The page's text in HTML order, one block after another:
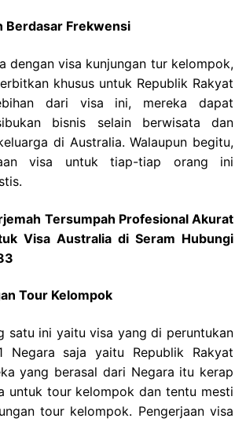
Berdasar Frekwensi
dengan visa kunjungan tur kelompok,
khusus untuk Republik Rakyat
dari visa ini, mereka dapat
bisnis selain berwisata dan
di Australia. Walaupun begitu,
visa untuk tiap-tiap orang ini
Tersumpah Profesional Akurat
Visa Australia di Seram Hubungi
Tour Kelompok
satu ini yaitu visa yang di peruntukan
Negara saja yaitu Republik Rakyat
yang berasal dari Negara itu kerap
untuk tour kelompok dan tentu mesti
tour kelompok. Pengerjaan visa